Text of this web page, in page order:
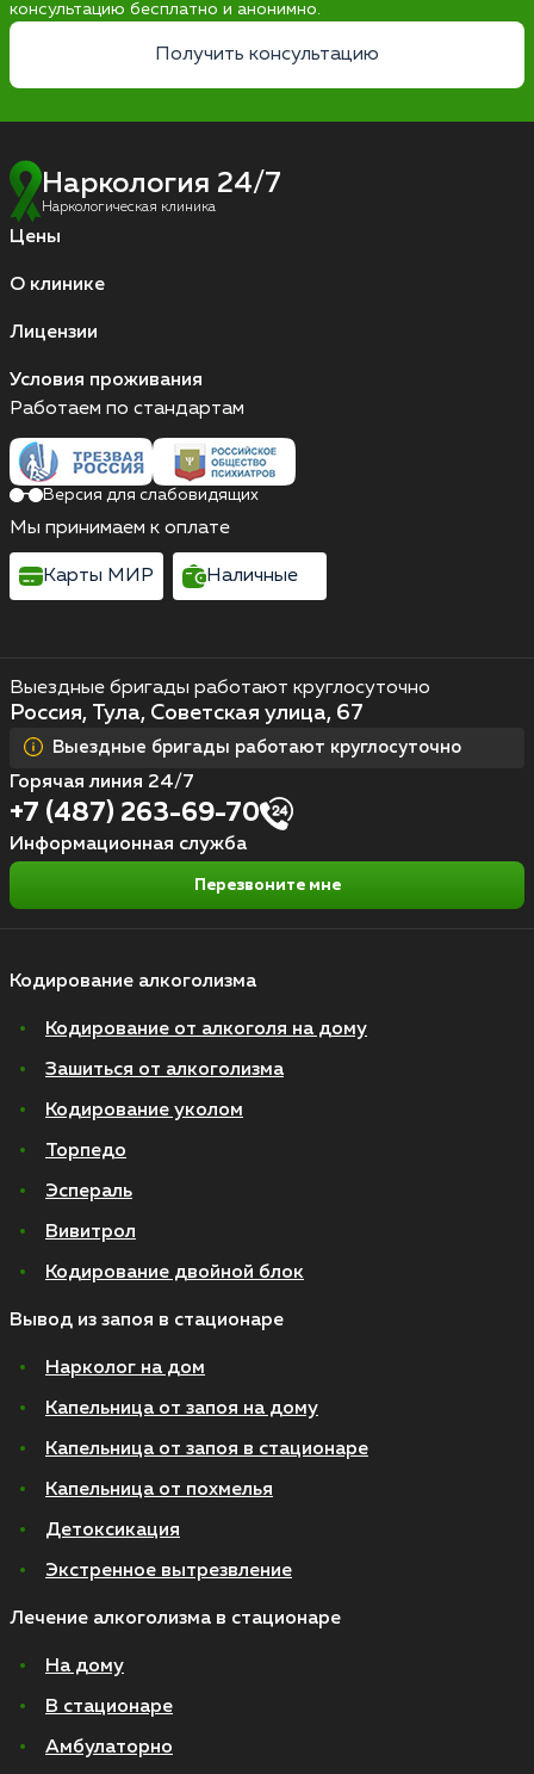
консультацию бесплатно и анонимно.
Получить консультацию
Наркология 24/7
Наркологическая клиника
Цены
О клинике
Лицензии
Условия проживания
Кодирование алкоголизма
Кодирование от алкоголя на дому
Зашиться от алкоголизма
Кодирование уколом
Торпедо
Эспераль
Вивитрол
Кодирование двойной блок
Вывод из запоя в стационаре
Нарколог на дом
Капельница от запоя на дому
Капельница от запоя в стационаре
Капельница от похмелья
Детоксикация
Экстренное вытрезвление
Лечение алкоголизма в стационаре
На дому
В стационаре
Амбулаторно
Выездные бригады работают круглосуточно
Россия, Тула, Советская улица, 67
Выездные бригады работают круглосуточно
Горячая линия 24/7
+7 (487) 263-69-70
Информационная служба
Перезвоните мне
Работаем по стандартам
Версия для слабовидящих
Мы принимаем к оплате
Карты МИР Наличные